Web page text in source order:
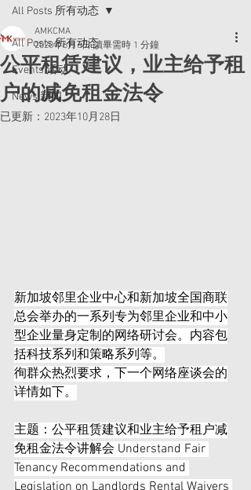
All Posts 所有动态
Events 活动
News 新闻
All Posts 所有动态
公平租赁建议，业主给予租
户的减免租金法令
AMKCMA
2020年6月6日 讀畢需時 1 分鐘
已更新： 2023年10月28日
新加坡邻里企业中心和新加坡全国商联
总会举办的一系列专为邻里企业和中小
型企业量身定制的网络研讨会。内容包
括科技系列和策略系列等。
徇群众热烈要求，下一个网络座谈会的
详情如下。
主题：公平租赁建议和业主给予租户减
免租金法令讲解会 Understand Fair
Tenancy Recommendations and
Legislation on Landlords Rental Waivers